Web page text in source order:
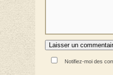
Notifiez-moi des